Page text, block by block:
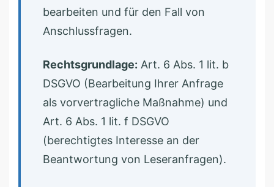
bearbeiten und für den Fall von
Anschlussfragen.
Rechtsgrundlage: Art. 6 Abs. 1 lit. b
DSGVO (Bearbeitung Ihrer Anfrage
als vorvertragliche Maßnahme) und
Art. 6 Abs. 1 lit. f DSGVO
(berechtigtes Interesse an der
Beantwortung von Leseranfragen).